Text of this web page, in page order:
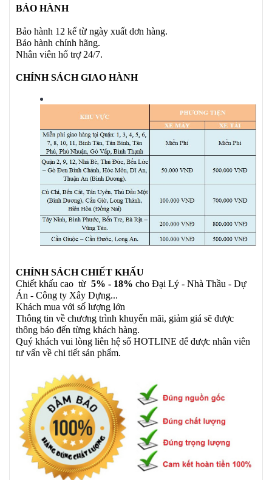
BẢO HÀNH
Bảo hành 12 kể từ ngày xuất dơn hàng.
Bảo hành chính hãng.
Nhân viên hổ trợ 24/7.
CHÍNH SÁCH GIAO HÀNH
CHÍNH SÁCH CHIẾT KHẤU
Chiết khấu cao từ 5% - 18% cho Đại Lý - Nhà Thầu - Dự
Án - Công ty Xây Dựng...
Khách mua với số lượng lớn
Thông tin về chương trình khuyến mãi, giảm giá sẽ được
thông báo đến từng khách hàng.
Quý khách vui lòng liên hệ số HOTLINE để được nhân viên
tư vấn về chi tiết sản phẩm.